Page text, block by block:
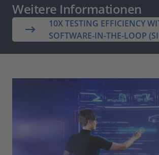
Weitere Informationen
10X TESTING EFFICIENCY
SOFTWARE-IN-THE-LOOP